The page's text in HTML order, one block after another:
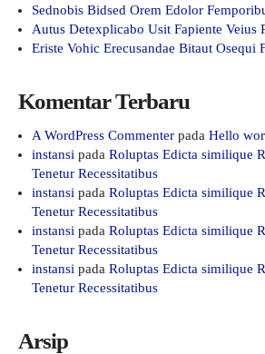
Sednobis Bidsed Orem Edolor
Autus Detexplicabo Usit Fapiente Veius
Eriste Vohic Erecusandae Bitaut Osequi
Komentar Terbaru
A WordPress Commenter pada Hello
instansi pada Roluptas Edicta similique
Tenetur Recessitatibus
instansi pada Roluptas Edicta similique
Tenetur Recessitatibus
instansi pada Roluptas Edicta similique
Tenetur Recessitatibus
instansi pada Roluptas Edicta similique
Tenetur Recessitatibus
Arsip